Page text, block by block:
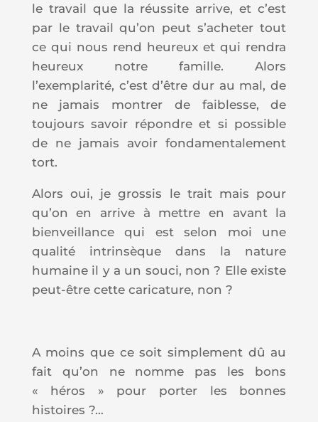
le travail que la réussite arrive, et c’est
par le travail qu’on peut s’acheter tout
ce qui nous rend heureux et qui rendra
heureux notre famille. Alors
l’exemplarité, c’est d’être dur au mal, de
ne jamais montrer de faiblesse, de
toujours savoir répondre et si possible
de ne jamais avoir fondamentalement
tort.
Alors oui, je grossis le trait mais pour
qu’on en arrive à mettre en avant la
bienveillance qui est selon moi une
qualité intrinsèque dans la nature
humaine il y a un souci, non ? Elle existe
peut-être cette caricature, non ?
A moins que ce soit simplement dû au
fait qu’on ne nomme pas les bons
« héros » pour porter les bonnes
histoires ?…